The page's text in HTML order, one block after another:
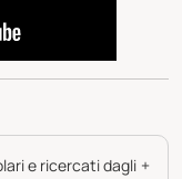
e ricercati dagli +